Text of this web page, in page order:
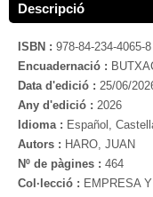
Descripció
ISBN : 978-84-234-4065-8
Encuadernació :
Data d'edició : 25/06/
Any d'edició : 2026
Idioma : Español,
Autors : HARO, JUAN
Nº de pàgines : 464
Col·lecció : EMPRESA